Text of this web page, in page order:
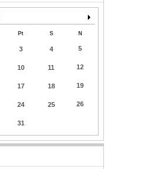
Pt S N
3 4 5
10 11 12
17 18 19
24 25 26
31